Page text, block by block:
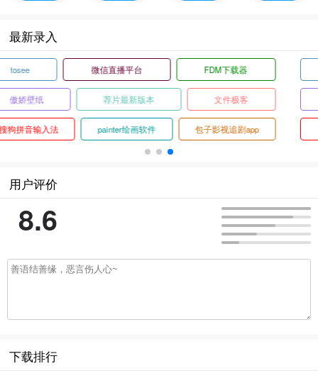
最新录入
pikapika漫画软件 梭影定位
Fiery浏览器 帮帮公益
多多卖房 新新漫画旧版
用户评价
8.6
下载排行